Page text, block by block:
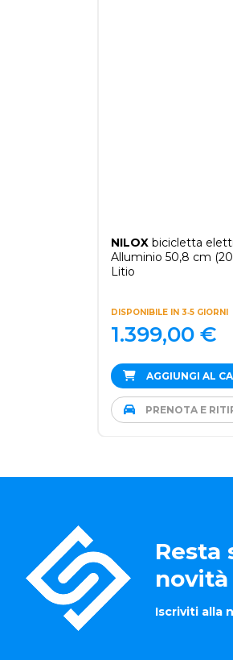
NILOXbicicletta
Alluminio 50,8 cm
Litio
DISPONIBILE IN 3‑5 GIORNI
1.399,00 €
AGGIUNGI AL
PRENOTA E
Resta
novità
Iscriviti alla